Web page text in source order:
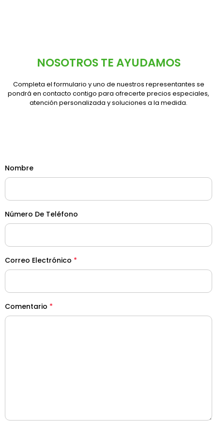
NOSOTROS TE AYUDAMOS
Completa el formulario y uno de nuestros representantes se
pondrá en contacto contigo para ofrecerte precios especiales,
atención personalizada y soluciones a la medida.
Nombre
Número De Teléfono
Correo Electrónico *
Comentario *